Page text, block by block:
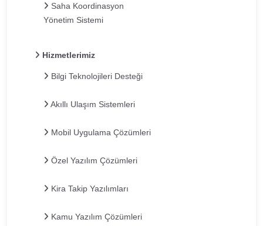
Saha Koordinasyon
Yönetim Sistemi
Hizmetlerimiz
Bilgi Teknolojileri Desteği
Akıllı Ulaşım Sistemleri
Mobil Uygulama Çözümleri
Özel Yazılım Çözümleri
Kira Takip Yazılımları
Kamu Yazılım Çözümleri